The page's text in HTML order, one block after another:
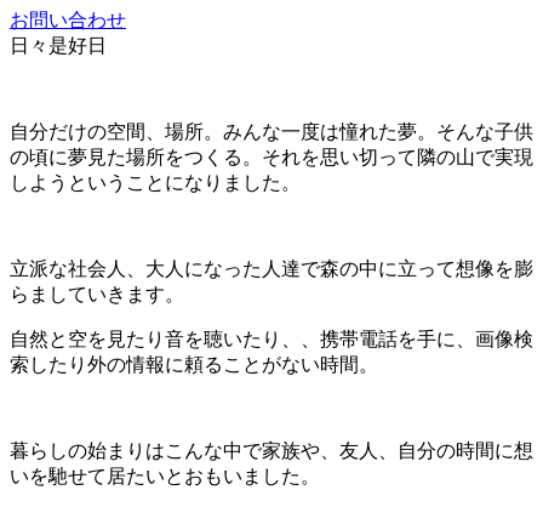
お問い合わせ
日々是好日
自分だけの空間、場所。みんな一度は憧れた夢。そんな子供
の頃に夢見た場所をつくる。それを思い切って隣の山で実現
しようということになりました。
立派な社会人、大人になった人達で森の中に立って想像を膨
らましていきます。
自然と空を見たり音を聴いたり、、携帯電話を手に、画像検
索したり外の情報に頼ることがない時間。
暮らしの始まりはこんな中で家族や、友人、自分の時間に想
いを馳せて居たいとおもいました。